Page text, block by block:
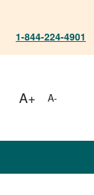
1-844-224-4901
A+ A-